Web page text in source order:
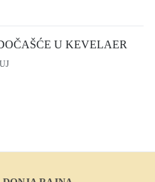
U KEVELAER